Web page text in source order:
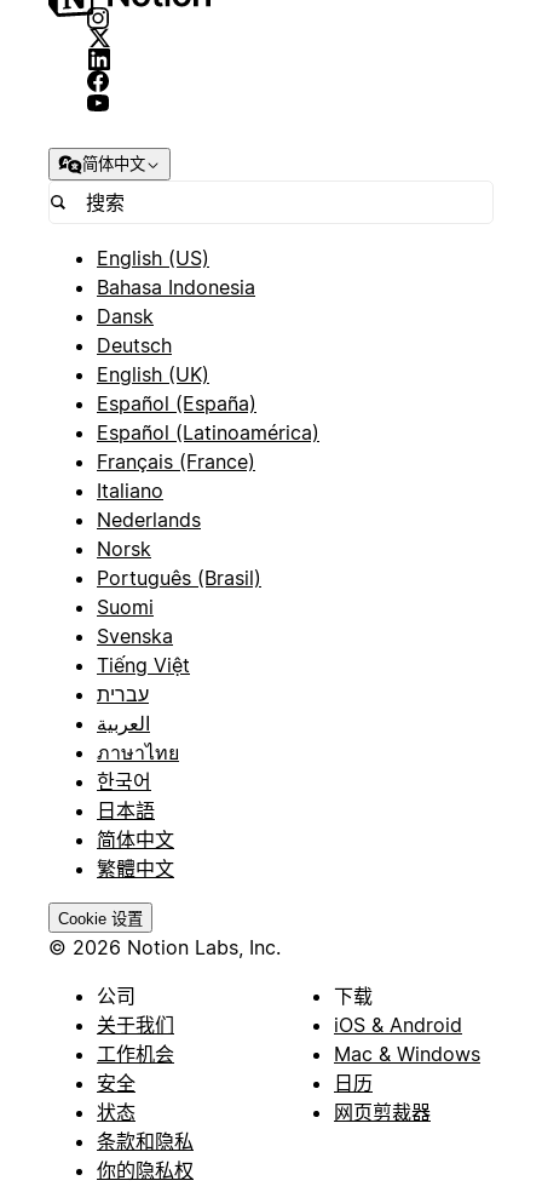
简体中文
English (US)
Bahasa Indonesia
Dansk
Deutsch
English (UK)
Español (España)
Español (Latinoamérica)
Français (France)
Italiano
Nederlands
Norsk
Português (Brasil)
Suomi
Svenska
Tiếng Việt
עברית
العربية
ภาษาไทย
한국어
日本語
简体中文
繁體中文
Cookie 设置
© 2026 Notion Labs, Inc.
公司
关于我们
工作机会
安全
状态
条款和隐私
你的隐私权
下载
iOS & Android
Mac & Windows
日历
网页剪裁器